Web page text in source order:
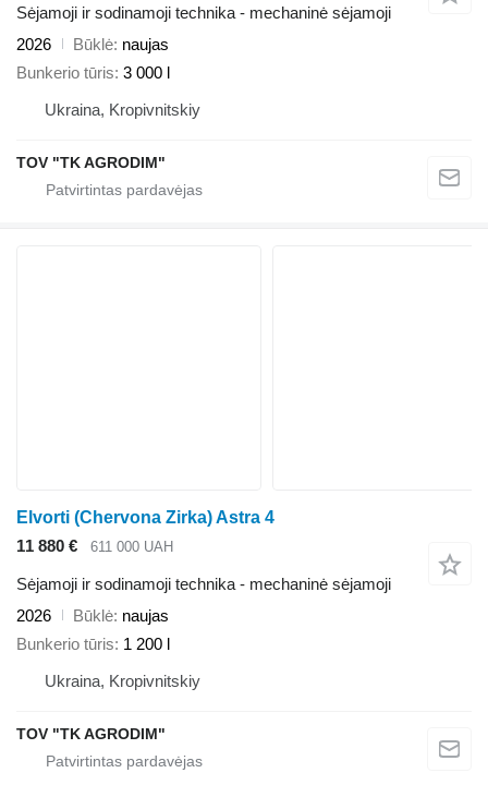
Sėjamoji ir sodinamoji technika - mechaninė sėjamoji
2026
Būklė naujas
Bunkerio tūris 3 000 l
Ukraina, Kropivnitskiy
TOV "TK AGRODIM"
Elvorti (Chervona Zirka) Astra 4
11 880 €
611 000 UAH
Sėjamoji ir sodinamoji technika - mechaninė sėjamoji
2026
Būklė naujas
Bunkerio tūris 1 200 l
Ukraina, Kropivnitskiy
TOV "TK AGRODIM"